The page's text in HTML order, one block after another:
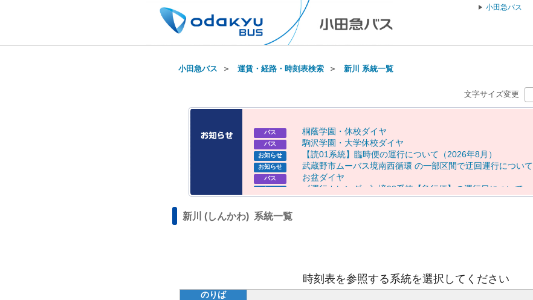
小田急バス
小田急バス ＞ 運賃・経路・時刻表検索 ＞ 新川 系統一覧
文字サイズ変更
バス 桐蔭学園 ・ 休校ダイヤ
バス 駒沢学園 ・ 大学休校ダイヤ
お知らせ 【読01 系統】 臨時便の運行について （2026年8月 ）
お知らせ 武蔵野市ムーバス境南西循環 の一部区間で迂回運行について
バス お盆ダイヤ
《運行 カ レ ン ダ 》 境93系統 【急 行便】 の 運行日 に つ い て
新川 (しんかわ) 系統一覧
時刻表を参照する系統を選択してください
のりば